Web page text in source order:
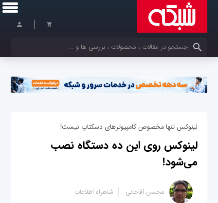
کلمات کلیدی خود را وارد کنید
لینوکس تنها مخصوص کامپیوترهای دسکتاپ نیست!
لینوکس روی این ده دستگاه نصب
می‌شود!
محسن آقاجانی شاهراه اطلاعات